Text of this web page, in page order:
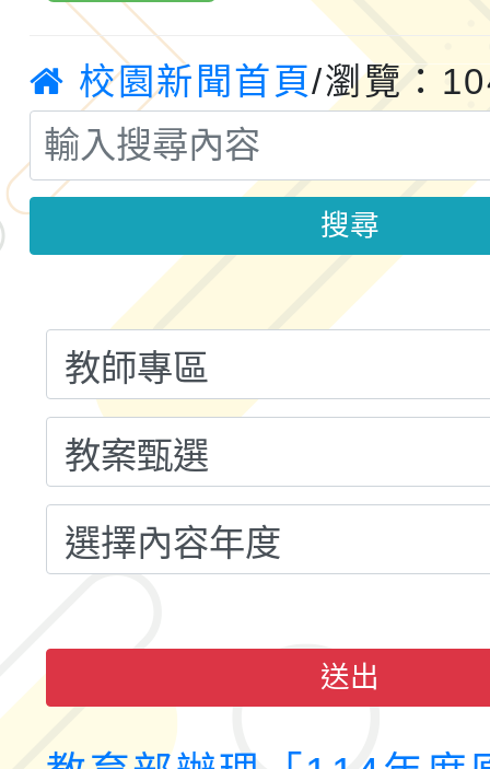
「2026年『王牌愛／
運動系列徵選頒獎典禮
成果展」
2026城鎮韌性防空演習
桃園市大溪自造教育及
年八月份教師研習
國立成功大學辦理「台
融平台-教案暨教學示
115學年度「學習扶助
計畫子計畫十一-2：國
小時認證研習計畫」
115年度「教育部表揚
義教育推展貢獻獎」實
校園新聞首頁/瀏覽：
搜尋
送出